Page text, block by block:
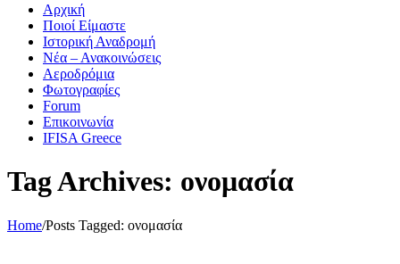
Αρχική
Ποιοί Είμαστε
Ιστορική Αναδρομή
Νέα – Ανακοινώσεις
Αεροδρόμια
Φωτογραφίες
Forum
Επικοινωνία
IFISA Greece
Tag Archives: ονομασία
Home/Posts Tagged: ονομασία